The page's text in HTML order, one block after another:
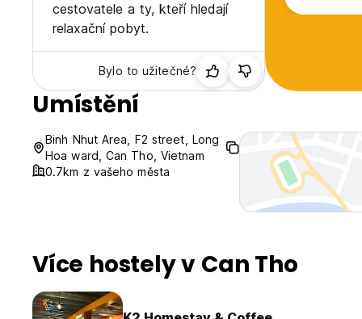
cestovatele a ty, kteří hledají
relaxační pobyt.
Bylo to užitečné?
Umístění
Binh Nhut Area, F2 street, Long
Hoa ward, Can Tho, Vietnam
0.7km z vašeho města
Více hostely v Can Tho